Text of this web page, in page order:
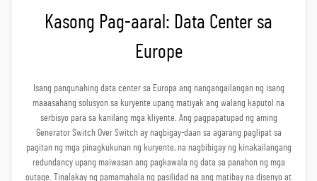
Kasong Pag-aaral: Data Center sa
Europe
Isang pangunahing data center sa Europa ang nangangailangan ng isang
maaasahang solusyon sa kuryente upang matiyak ang walang kaputol na
serbisyo para sa kanilang mga kliyente. Ang pagpapatupad ng aming
Generator Switch Over Switch ay nagbigay-daan sa agarang paglipat sa
pagitan ng mga pinagkukunan ng kuryente, na nagbibigay ng kinakailangang
redundancy upang maiwasan ang pagkawala ng data sa panahon ng mga
outage. Tinalakay ng pamamahala ng pasilidad na ang matibay na disenyo at